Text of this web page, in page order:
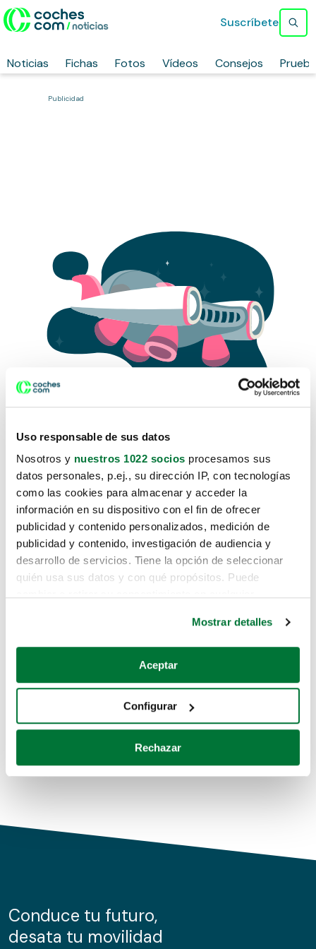
Uso responsable de sus datos
Nosotros y nuestros 1022 socios procesamos sus
datos personales, p.ej., su dirección IP, con tecnologías
como las cookies para almacenar y acceder la
información en su dispositivo con el fin de ofrecer
publicidad y contenido personalizados, medición de
publicidad y contenido, investigación de audiencia y
desarrollo de servicios. Tiene la opción de seleccionar
quién usa sus datos y con qué propósitos. Puede
Si lo permite, también quisiéramos:
Recopilar información sobre su ubicación geográfica
Identificar su dispositivo analizándolo activamente
para buscar características específicas (huellas
Obtenga más información sobre cómo se procesan sus
de cookies.
información sobre el uso que haga del sitio web con
nuestros partners de redes sociales, publicidad y análisis
Mostrar detalles
Aceptar
Configurar
Rechazar
Noticias Fichas Fotos Vídeos Consejos
Suscríbete
Publicidad
Lo sentimos, no sabemos como
te hemos traido hasta aquí.
Pero puedes encontrar el coche que estás
buscando en alguno de estos enlaces:
Coches de segunda mano
Coches de km0
Conduce tu futuro,
desata tu movilidad